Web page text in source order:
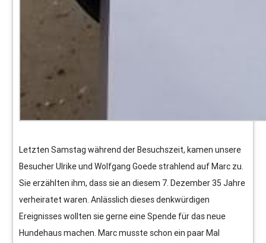
Letzten Samstag während der Besuchszeit, kamen unsere
Besucher Ulrike und Wolfgang Goede strahlend auf Marc zu.
Sie erzählten ihm, dass sie an diesem 7. Dezember 35 Jahre
verheiratet waren. Anlässlich dieses denkwürdigen
Ereignisses wollten sie gerne eine Spende für das neue
Hundehaus machen. Marc musste schon ein paar Mal